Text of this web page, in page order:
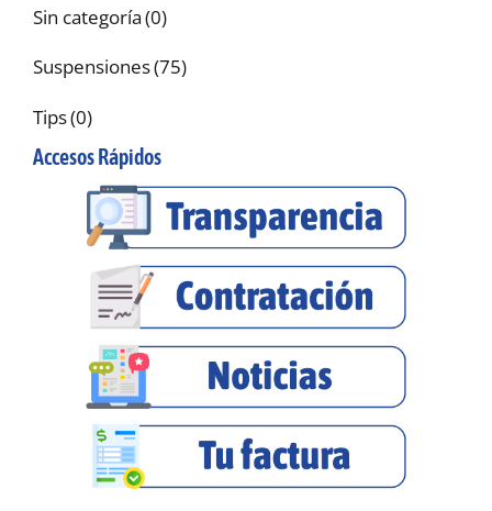
Sin categoría(0)
Suspensiones(75)
Tips(0)
Accesos Rápidos